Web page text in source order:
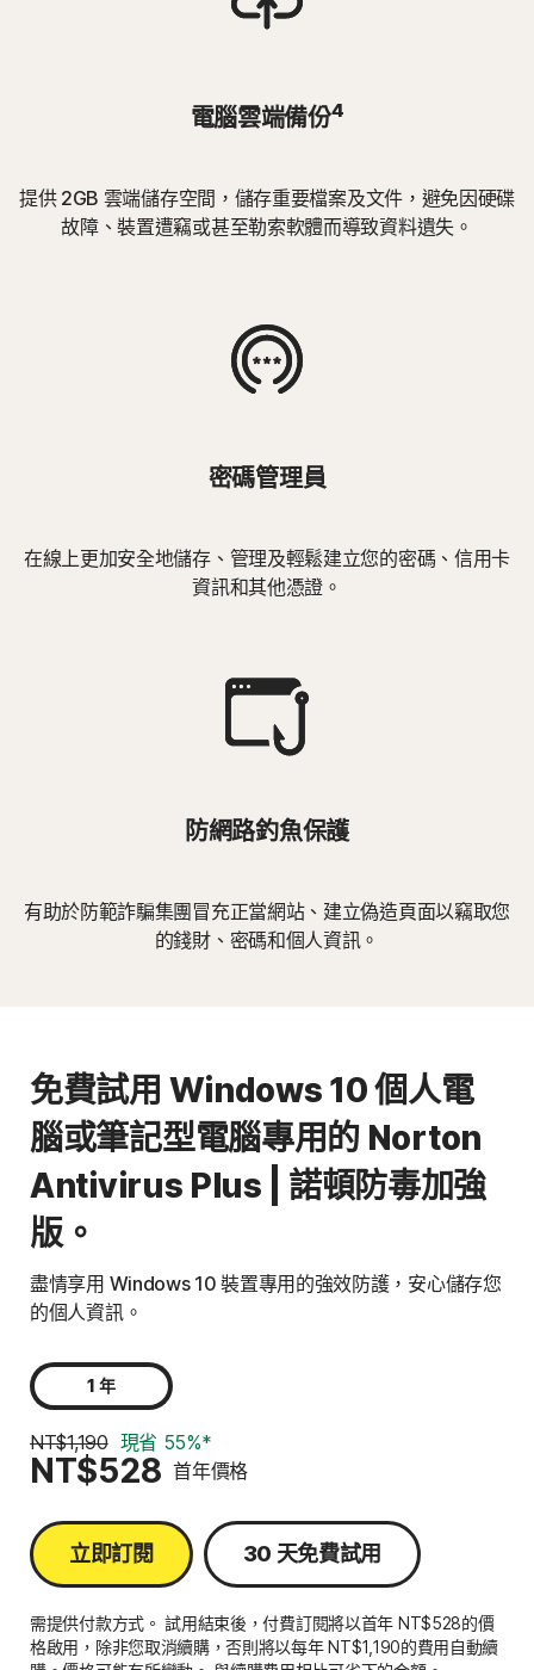
電腦雲端備份4
提供 2GB 雲端儲存空間，儲存重要檔案及文件，避免因硬碟
故障、裝置遭竊或甚至勒索軟體而導致資料遺失。
密碼管理員
在線上更加安全地儲存、管理及輕鬆建立您的密碼、信用卡
資訊和其他憑證。
防網路釣魚保護
有助於防範詐騙集團冒充正當網站、建立偽造頁面以竊取您
的錢財、密碼和個人資訊。
免費試用 Windows 10 個人電
腦或筆記型電腦專用的 Norton
Antivirus Plus | 諾頓防毒加強
版。
盡情享用 Windows 10 裝置專用的強效防護，安心儲存您
的個人資訊。
1 年
NT$1,190 現省 55%*
NT$528 首年價格
立即訂閱 30 天免費試用
需提供付款方式。 試用結束後，付費訂閱將以首年 NT$528的價
格啟用，除非您取消續購，否則將以每年 NT$1,190的費用自動續